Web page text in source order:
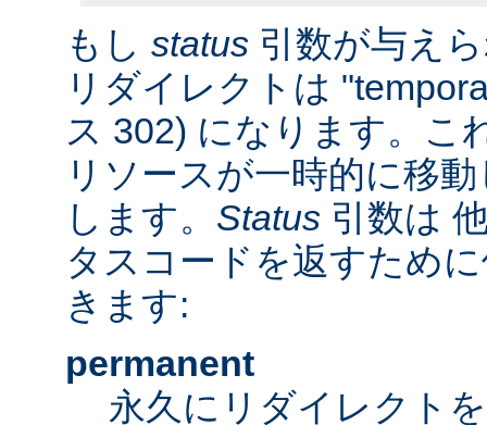
もし status 引数が与え
リダイレクトは
ス 302) になります。こ
リソースが一時的に移
します。 Status 引数は
タスコードを返すため
きます:
permanent
永久にリダイレクト